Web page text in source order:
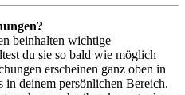
beinhalten wichtige
du sie so bald wie möglich
erscheinen ganz oben in
in deinem persönlichen Bereich.